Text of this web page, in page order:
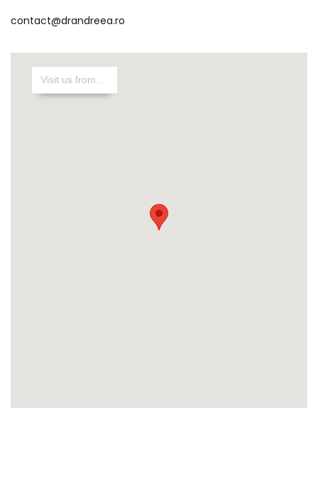
contact@drandreea.ro